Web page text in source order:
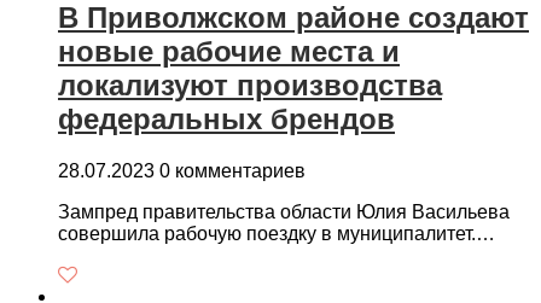
В Приволжском районе создают
новые рабочие места и
локализуют производства
федеральных брендов
28.07.2023 0 комментариев
Зампред правительства области Юлия Васильева
совершила рабочую поездку в муниципалитет.…